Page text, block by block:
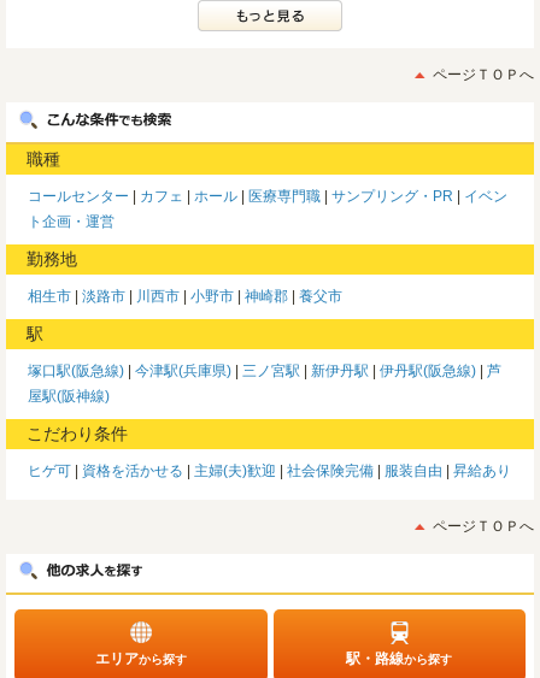
ページＴＯＰへ
職種
コールセンター カフェ ホール 医療専門職 サンプリング・PR
イベン
ト企画・運営
勤務地
相生市 淡路市 川西市 小野市 神崎郡 養父市
駅
塚口駅(阪急線) 今津駅(兵庫県) 三ノ宮駅 新伊丹駅 伊丹駅(阪急線)
芦
屋駅(阪神線)
こだわり条件
ヒゲ可 資格を活かせる 主婦(夫)歓迎 社会保険完備 服装自由 昇給あり
ページＴＯＰへ
エリアから探す 駅・路線から探す